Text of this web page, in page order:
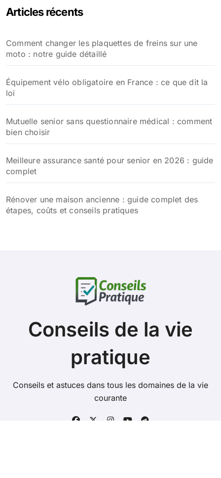
Articles récents
Comment changer les plaquettes de freins sur une
moto : notre guide détaillé
Équipement vélo obligatoire en France : ce que dit la
loi
Mutuelle senior sans questionnaire médical : comment
bien choisir
Meilleure assurance santé pour senior en 2026 : guide
complet
Rénover une maison ancienne : guide complet des
étapes, coûts et conseils pratiques
Conseils de la vie
pratique
Conseils et astuces dans tous les domaines de la vie
courante